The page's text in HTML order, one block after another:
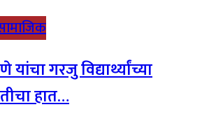
गरजु विद्यार्थ्यांच्या
हात…